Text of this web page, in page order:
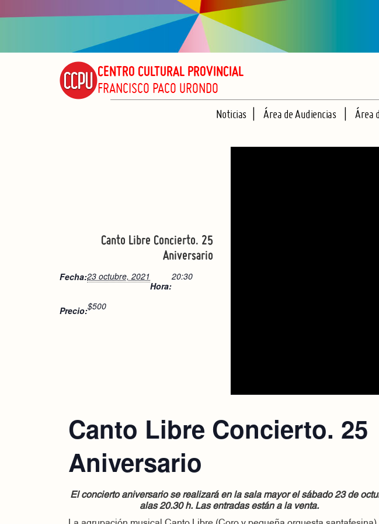
CENTRO CULTURAL PROVINCIAL
FRANCISCO PACO URONDO
Noticias Área de Audiencias Área
Canto Libre Concierto. 25
Aniversario
Fecha:23 octubre, 2021
Hora:
20:30
Precio:$500
Canto Libre Concierto. 25
Aniversario
El concierto aniversario se realizará en la sala mayor el sábado 23 de
alas 20.30 h. Las entradas están a la venta.